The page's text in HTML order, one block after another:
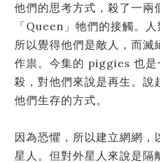
他們的思考方式，殺了一兩
「Queen」牠們的接觸。
所以覺得他們是敵人，而滅
作祟。今集的 piggies 也是
殺，對他們來說是再生。說
他們生存的方式。
因為恐懼，所以建立網網，
星人。但對外星人來說是隔